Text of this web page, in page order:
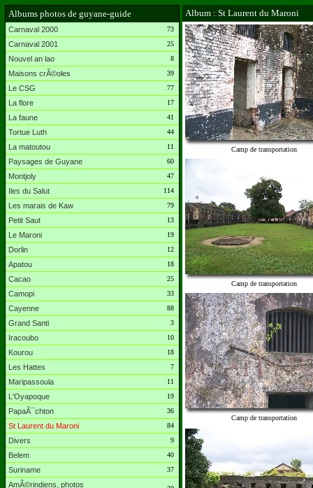
Albums photos de guyane-guide
Carnaval 2000 73
Carnaval 2001 25
Nouvel an lao 8
Maisons crÃ©oles 39
Le CSG 77
La flore 17
La faune 41
Tortue Luth 44
La matoutou 11
Paysages de Guyane 60
Montjoly 47
Iles du Salut 114
Les marais de Kaw 79
Petit Saut 13
Le Maroni 19
Dorlin 12
Apatou 18
Cacao 25
Camopi 33
Cayenne 88
Grand Santi 3
Iracoubo 10
Kourou 18
Les Hattes 7
Maripassoula 11
L'Oyapoque 19
PapaÃ¯chton 36
St Laurent du Maroni 84
Divers 9
Belem 40
Suriname 37
AmÃ©rindiens, photos
Album : St Laurent du Maroni
Camp de transportation
Camp de transportation
Camp de transportation